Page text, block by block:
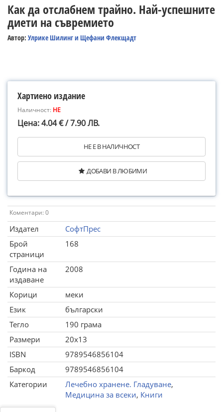
Как да отслабнем трайно. Най-успешните
диети на съвремието
Автор: Улрике Шилинг и Щефани Флекщадт
Хартиено издание
Наличност: НЕ
Цена: 4.04 € / 7.90 ЛВ.
НЕ Е В НАЛИЧНОСТ
ДОБАВИ В ЛЮБИМИ
Коментари: 0
Издател
СофтПрес
Брой
страници
168
Година на
издаване
2008
Корици
меки
Език
български
Тегло
190 грама
Размери
20x13
ISBN
9789546856104
Баркод
9789546856104
Категории
Лечебно хранене. Гладуване,
Медицина за всеки, Книги